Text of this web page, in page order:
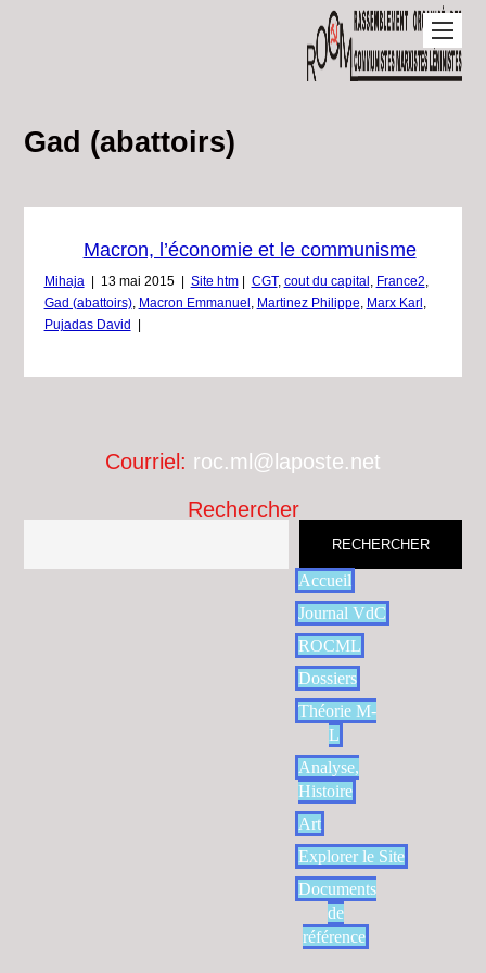
Gad (abattoirs)
Macron, l’économie et le communisme
Mihaja 13 mai 2015 Site htm CGT, cout du capital France2
Gad (abattoirs), Macron Emmanuel Martinez Philippe Marx Karl
Pujadas David
Courriel: roc.ml@laposte.net
Rechercher
RECHERCHER
Accueil
Journal VdC
ROCML
Dossiers
Théorie M-
L
Analyse,
Histoire
Art
Explorer le Site
Documents
de
référence